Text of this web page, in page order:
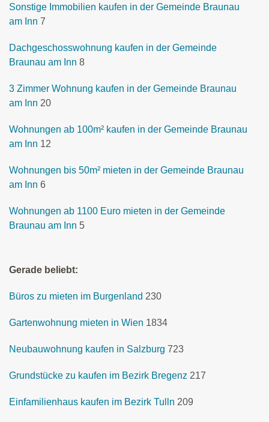
Sonstige Immobilien kaufen in der Gemeinde Braunau
am Inn 7
Dachgeschosswohnung kaufen in der Gemeinde
Braunau am Inn 8
3 Zimmer Wohnung kaufen in der Gemeinde Braunau
am Inn 20
Wohnungen ab 100m² kaufen in der Gemeinde Braunau
am Inn 12
Wohnungen bis 50m² mieten in der Gemeinde Braunau
am Inn 6
Wohnungen ab 1100 Euro mieten in der Gemeinde
Braunau am Inn 5
Gerade beliebt:
Büros zu mieten im Burgenland 230
Gartenwohnung mieten in Wien 1834
Neubauwohnung kaufen in Salzburg 723
Grundstücke zu kaufen im Bezirk Bregenz 217
Einfamilienhaus kaufen im Bezirk Tulln 209